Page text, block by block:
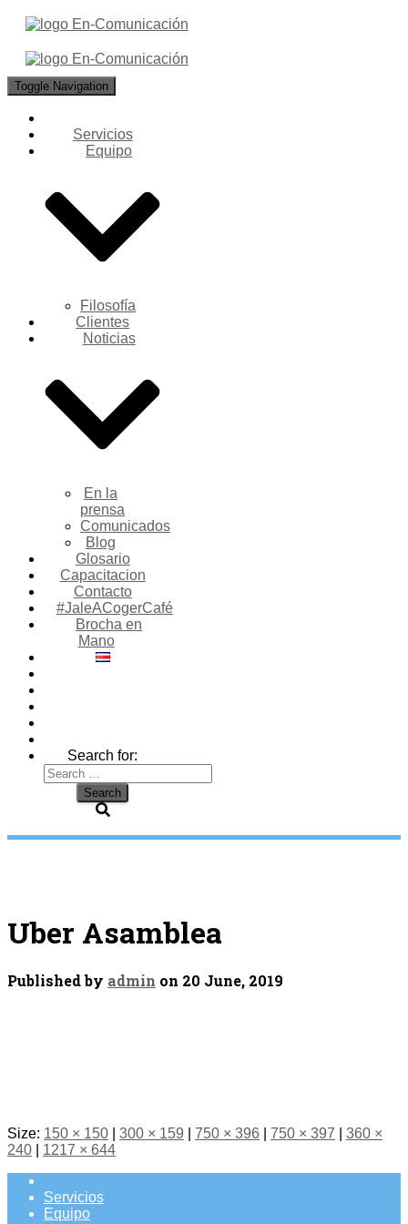
Toggle Navigation
Servicios
Equipo
Filosofía
Clientes
Noticias
En la
prensa
Comunicados
Blog
Glosario
Capacitacion
Contacto
#JaleACogerCafé
Brocha en
Mano
Search for:
Uber Asamblea
Published by admin on 20 June, 2019
Size: 150 × 150 300 × 159 750 × 396 750 × 397
360 ×
240
1217 × 644
Servicios
Equipo